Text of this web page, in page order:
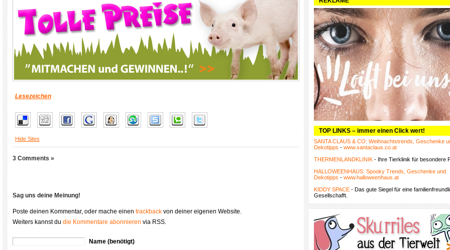
Lesezeichen
Hide Sites
3 Comments »
Sag uns deine Meinung!
Poste deinen Kommentar, oder mache einen trackback von deiner eigenen Website.
Weiters kannst du die Kommentare abonnieren via RSS.
Name (benötigt)
TOP LINKS – immer einen Click wert!
SANTA CLAUS & CO: Weihnachtstrends, Geschenke
Dekotipps - www.santaclaus.co.at
THERMENLANDKLINIK - Ihre Tierklinik für besondere
HALLOWEENHAUS: Spooky Trends, Geschenke und
Dekotipps - www.halloweenhaus.at
KIDDY SPACE - Das gute Siegel für eine
Gesellschafft.